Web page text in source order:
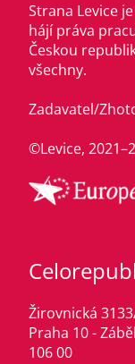
Strana Levice
hájí práva
Českou
všechny.
Zadavatel/
©Levice,
Žirovnická
Praha 10 -
106 00